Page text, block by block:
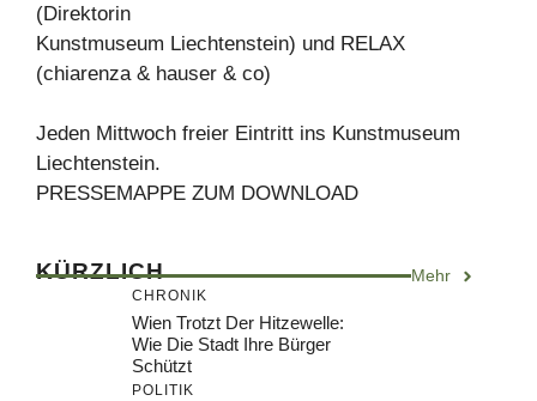
(Direktorin
Kunstmuseum Liechtenstein) und RELAX
(chiarenza & hauser & co)
Jeden Mittwoch freier Eintritt ins Kunstmuseum
Liechtenstein.
PRESSEMAPPE ZUM DOWNLOAD
KÜRZLICH Mehr
CHRONIK
Wien Trotzt Der Hitzewelle:
Wie Die Stadt Ihre Bürger
Schützt
POLITIK